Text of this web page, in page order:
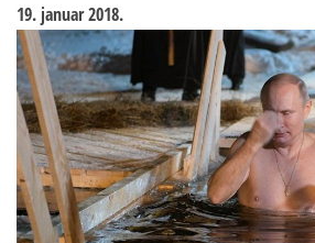
19. januar 2018.